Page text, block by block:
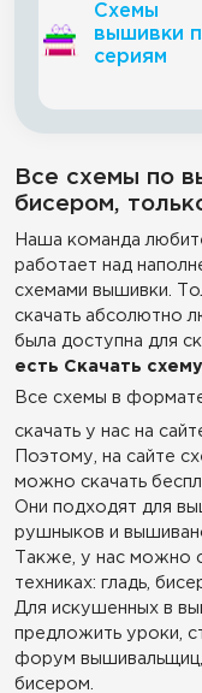
Схемы
вышивки
сериям
Все схемы по
бисером,
Наша команда
работает над
схемами вышивки.
скачать абсолютно
была доступна для
есть Скачать
Все схемы в
скачать у нас на
Поэтому, на сайте
можно скачать
Они подходят для
рушныков и
Также, у нас можно
техниках: гладь,
Для искушенных в
предложить уроки,
форум
бисером.